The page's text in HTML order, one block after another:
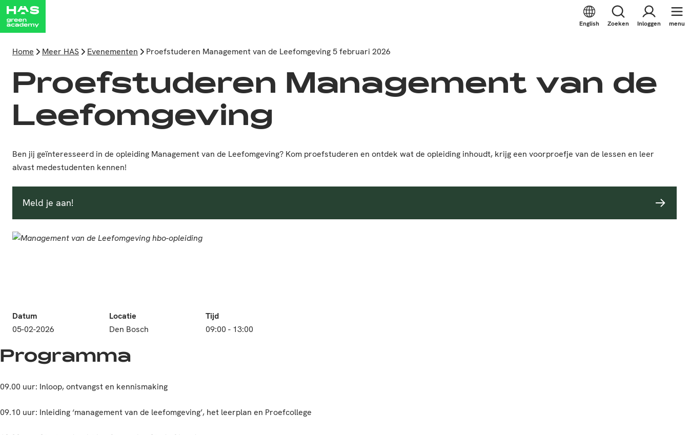
English Zoeken Inloggen menu
Home Meer HAS Evenementen Proefstuderen Management van de Leefomgeving 5 februari 2026
Proefstuderen Management van de
Leefomgeving
Ben jij geïnteresseerd in de opleiding Management van de Leefomgeving? Kom proefstuderen en ontdek wat de opleiding inhoudt, krijg een voorproefje van de lessen en leer
alvast medestudenten kennen!
Meld je aan!
Datum
05-02-2026
Locatie
Den Bosch
Tijd
09:00 - 13:00
Programma
09.00 uur: Inloop, ontvangst en kennismaking​
09.10 uur: Inleiding ‘management van de leefomgeving’, het leerplan en Proefcollege